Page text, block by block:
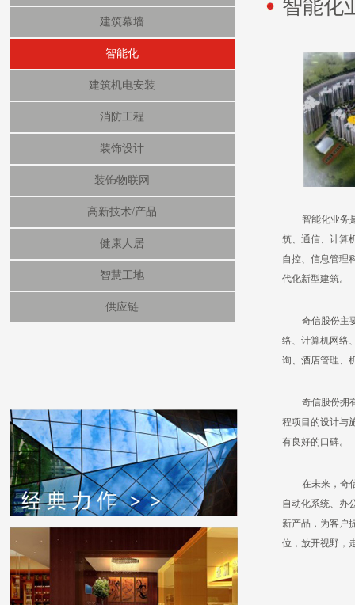
建筑幕墙
智能化
建筑机电安装
消防工程
装饰设计
装饰物联网
高新技术/产品
健康人居
智慧工地
供应链
智能化
智能化业务
筑、通信、计算
自控、信息管理
代化新型建筑。
奇信股份主
络、计算机网络
询、酒店管理、
奇信股份拥
程项目的设计与
有良好的口碑。
在未来，奇
自动化系统、办
新产品，为客户
位，放开视野，